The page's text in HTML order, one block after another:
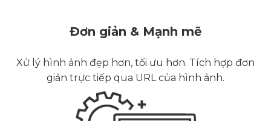
Đơn giản & Mạnh mẽ
Xử lý hình ảnh đẹp hơn, tối ưu hơn. Tích hợp đơn
giản trực tiếp qua URL của hình ảnh.